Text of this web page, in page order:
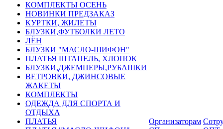
КОМПЛЕКТЫ ОСЕНЬ
НОВИНКИ ПРЕДЗАКАЗ
КУРТКИ, ЖИЛЕТЫ
БЛУЗКИ,ФУТБОЛКИ ЛЕТО
ЛЁН
БЛУЗКИ "МАСЛО-ШИФОН"
ПЛАТЬЯ ШТАПЕЛЬ, ХЛОПОК
БЛУЗКИ,ДЖЕМПЕРЫ,РУБАШКИ
ВЕТРОВКИ, ДЖИНСОВЫЕ
ЖАКЕТЫ
КОМПЛЕКТЫ
ОДЕЖДА ДЛЯ СПОРТА И
ОТДЫХА
ПЛАТЬЯ
Организаторам